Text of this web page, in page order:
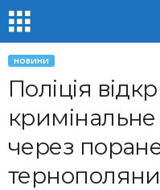
НОВИНИ
Поліція
через